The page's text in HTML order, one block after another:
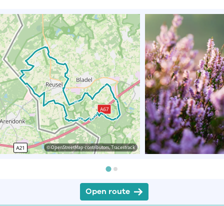
© OpenStreetMap contributors, Tracestrack
Open route